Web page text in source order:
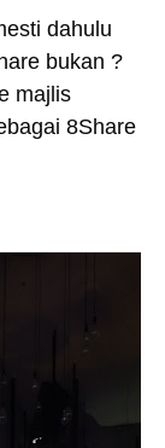
dahulu
bukan ?
majlis
8Share